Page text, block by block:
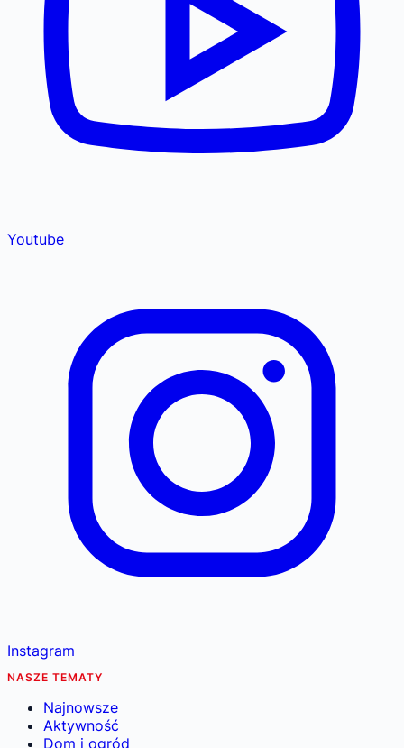
Youtube
Instagram
NASZE TEMATY
Najnowsze
Aktywność
Dom i ogród